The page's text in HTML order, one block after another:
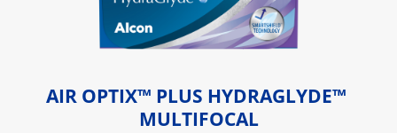
AIR OPTIX™ PLUS HYDRAGLYDE™
MULTIFOCAL